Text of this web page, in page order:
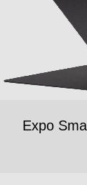
Expo